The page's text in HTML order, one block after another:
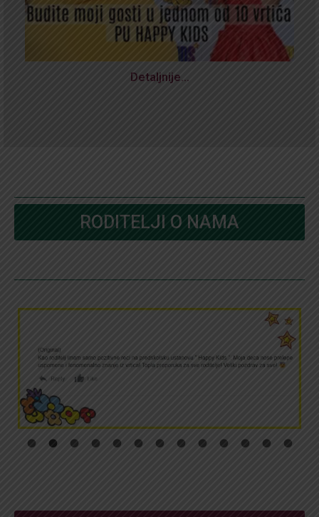
Detaljnije…
RODITELJI O NAMA